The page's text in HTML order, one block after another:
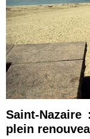
Saint-
plein